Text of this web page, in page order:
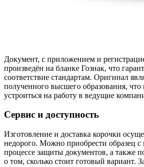
Документ, с приложением и
произведён на бланке Гознак, что
соответствие стандартам. Оригинал
полученного высшего образования, что
устроиться на работу в ведущие
Сервис и доступность
Изготовление и доставка корочки
недорого. Можно приобрести образец с
процессе защиты документов, а также
о том, сколько стоит готовый вариант.